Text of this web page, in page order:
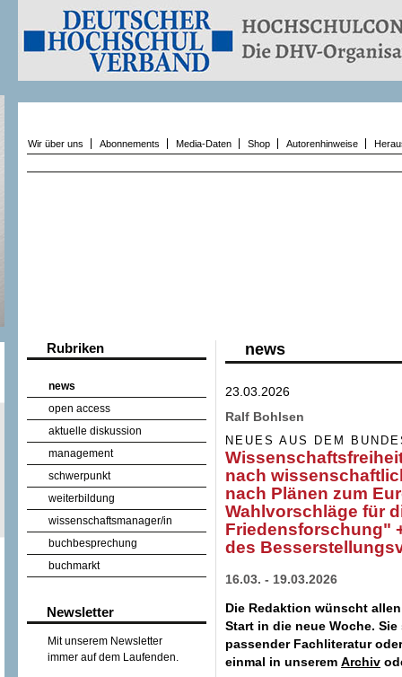
Wir über uns Abonnements Media-Daten Shop Autorenhinweise
Rubriken
news
open access
aktuelle diskussion
management
schwerpunkt
weiterbildung
wissenschaftsmanager/in
buchbesprechung
buchmarkt
Newsletter
Mit unserem Newsletter
immer auf dem Laufenden.
news
23.03.2026
Ralf Bohlsen
NEUES AUS DEM
nach
nach Plänen zum
Wahlvorschläge für
Friedensforschung"
des
16.03. - 19.03.2026
Die Redaktion wünscht
Start in die neue Woche.
passender Fachliteratur
einmal in unserem Archiv